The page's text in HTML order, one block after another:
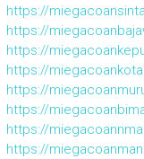
https://
https://
https://
https://
https://
https://
https://
https://